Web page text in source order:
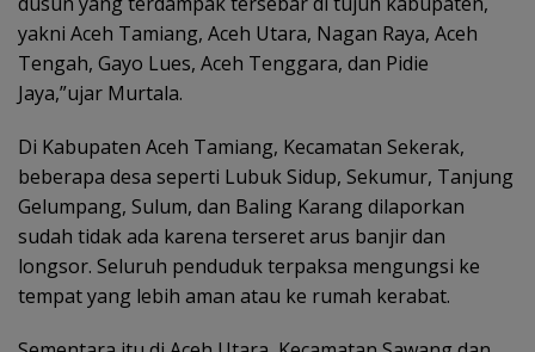
yakni Aceh Tamiang, Aceh Utara, Nagan Raya, Aceh
Tengah, Gayo Lues, Aceh Tenggara, dan Pidie
Jaya,”ujar Murtala.
Di Kabupaten Aceh Tamiang, Kecamatan Sekerak,
beberapa desa seperti Lubuk Sidup, Sekumur, Tanjung
Gelumpang, Sulum, dan Baling Karang dilaporkan
sudah tidak ada karena terseret arus banjir dan
longsor. Seluruh penduduk terpaksa mengungsi ke
tempat yang lebih aman atau ke rumah kerabat.